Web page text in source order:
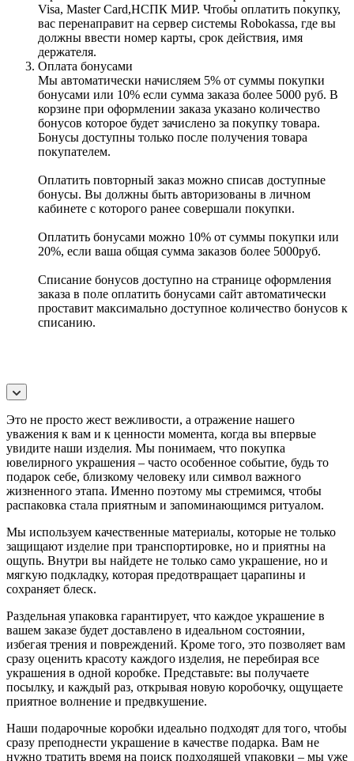
Visa, Master Card,НСПК МИР. Чтобы оплатить покупку,
вас перенаправит на сервер системы Robokassa, где вы
должны ввести номер карты, срок действия, имя
держателя.
Оплата бонусами
Мы автоматически начисляем 5% от суммы покупки
бонусами или 10% если сумма заказа более 5000 руб. В
корзине при оформлении заказа указано количество
бонусов которое будет зачислено за покупку товара.
Бонусы доступны только после получения товара
покупателем.
Оплатить повторный заказ можно списав доступные
бонусы. Вы должны быть авторизованы в личном
кабинете с которого ранее совершали покупки.
Оплатить бонусами можно 10% от суммы покупки или
20%, если ваша общая сумма заказов более 5000руб.
Списание бонусов доступно на странице оформления
заказа в поле оплатить бонусами сайт автоматически
проставит максимально доступное количество бонусов к
списанию.
Это не просто жест вежливости, а отражение нашего
уважения к вам и к ценности момента, когда вы впервые
увидите наши изделия. Мы понимаем, что покупка
ювелирного украшения – часто особенное событие, будь то
подарок себе, близкому человеку или символ важного
жизненного этапа. Именно поэтому мы стремимся, чтобы
распаковка стала приятным и запоминающимся ритуалом.
Мы используем качественные материалы, которые не только
защищают изделие при транспортировке, но и приятны на
ощупь. Внутри вы найдете не только само украшение, но и
мягкую подкладку, которая предотвращает царапины и
сохраняет блеск.
Раздельная упаковка гарантирует, что каждое украшение в
вашем заказе будет доставлено в идеальном состоянии,
избегая трения и повреждений. Кроме того, это позволяет вам
сразу оценить красоту каждого изделия, не перебирая все
украшения в одной коробке. Представьте: вы получаете
посылку, и каждый раз, открывая новую коробочку, ощущаете
приятное волнение и предвкушение.
Наши подарочные коробки идеально подходят для того, чтобы
сразу преподнести украшение в качестве подарка. Вам не
нужно тратить время на поиск подходящей упаковки – мы уже